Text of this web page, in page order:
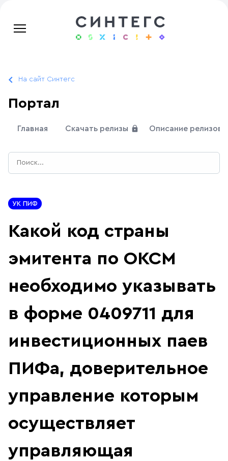
На сайт Синтегс
Портал
Главная Скачать релизы Описание релизов
УК ПИФ
Какой код страны
эмитента по ОКСМ
необходимо указывать
в форме 0409711 для
инвестиционных паев
ПИФа, доверительное
управление которым
осуществляет
управляющая